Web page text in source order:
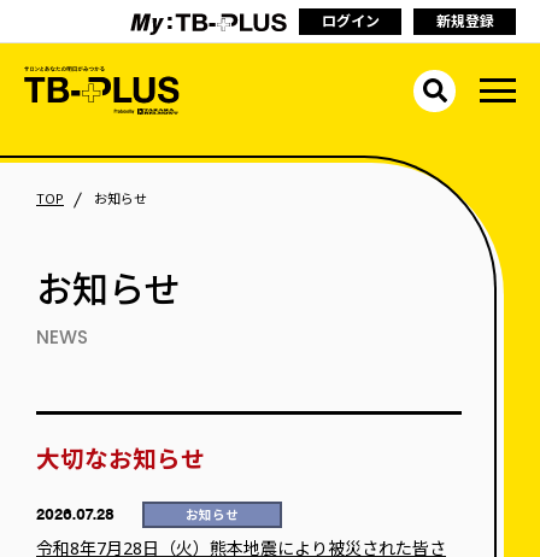
ログイン 新規登録
TOP お知らせ
お知らせ
NEWS
大切なお知らせ
2026.07.28 お知らせ
令和8年7月28日（火）熊本地震により被災された皆さ